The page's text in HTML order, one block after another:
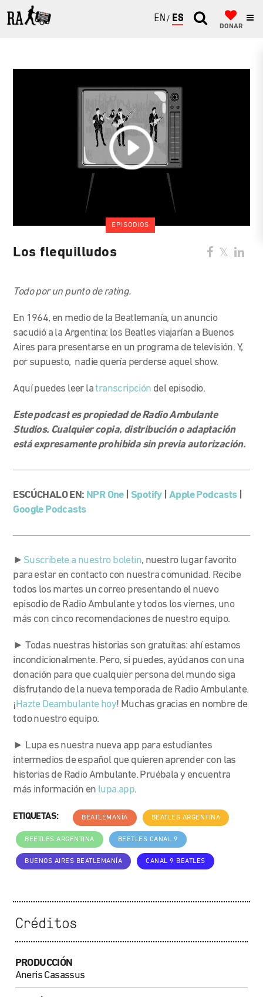
ENGLISH
ESPAÑOL
DONAR
EPISODIOS
Los flequilludos
Todo por un punto de rating.
En 1964, en medio de la Beatlemanía, un anuncio
sacudió a la Argentina: los Beatles viajarían a Buenos
Aires para presentarse en un programa de televisión. Y,
por supuesto, nadie quería perderse aquel show.
Aquí puedes leer latranscripción del episodio.
Este podcast es propiedad de Radio Ambulante
Studios. Cualquier copia, distribución o adaptación
está expresamente prohibida sin previa autorización.
ESCÚCHALO EN: NPR One|Spotify|Apple Podcasts|
Google Podcasts
► Suscríbete a nuestro boletín, nuestro lugar favorito
para estar en contacto con nuestra comunidad. Recibe
todos los martes un correo presentando el nuevo
episodio de Radio Ambulante y todos los viernes, uno
más con cinco recomendaciones de nuestro equipo.
► Todas nuestras historias son gratuitas: ahí estamos
incondicionalmente. Pero, si puedes, ayúdanos con una
donación para que cualquier persona del mundo siga
disfrutando de la nueva temporada de Radio Ambulante.
¡Hazte Deambulante hoy! Muchas gracias en nombre de
todo nuestro equipo.
► Lupa es nuestra nueva app para estudiantes
intermedios de español que quieren aprender con las
historias de Radio Ambulante. Pruébala y encuentra
más información en lupa.app.
ETIQUETAS: BEATLEMANÍA BEATLES ARGENTINA
BEETLES ARGENTINA BEETLES CANAL 9
BUENOS AIRES BEATLEMANÍA CANAL 9 BEATLES
Créditos
PRODUCCIÓN
Aneris Casassus